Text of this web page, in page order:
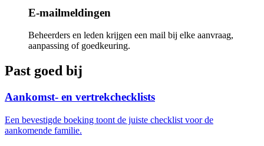
E-mailmeldingen
Beheerders en leden krijgen een mail bij elke aanvraag,
aanpassing of goedkeuring.
Past goed bij
Aankomst- en vertrekchecklists
Een bevestigde boeking toont de juiste checklist voor de
aankomende familie.